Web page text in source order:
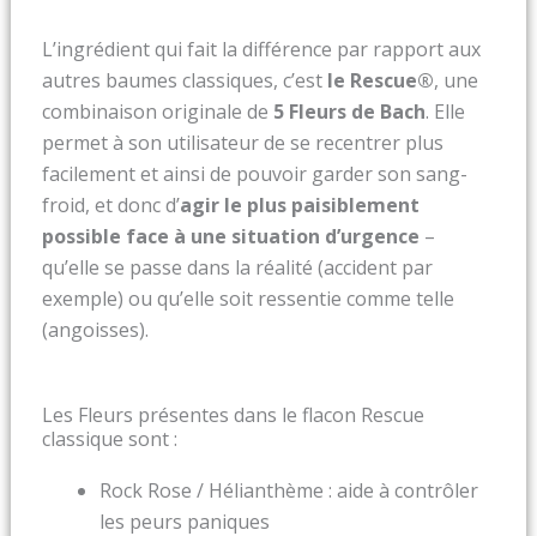
L’ingrédient qui fait la différence par rapport aux
autres baumes classiques, c’est le Rescue®, une
combinaison originale de 5 Fleurs de Bach. Elle
permet à son utilisateur de se recentrer plus
facilement et ainsi de pouvoir garder son sang-
froid, et donc d’agir le plus paisiblement
possible face à une situation d’urgence –
qu’elle se passe dans la réalité (accident par
exemple) ou qu’elle soit ressentie comme telle
(angoisses).
Les Fleurs présentes dans le flacon Rescue
classique sont :
Rock Rose / Hélianthème : aide à contrôler
les peurs paniques